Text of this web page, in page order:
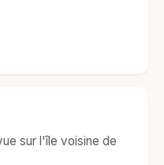
sur l'île voisine de